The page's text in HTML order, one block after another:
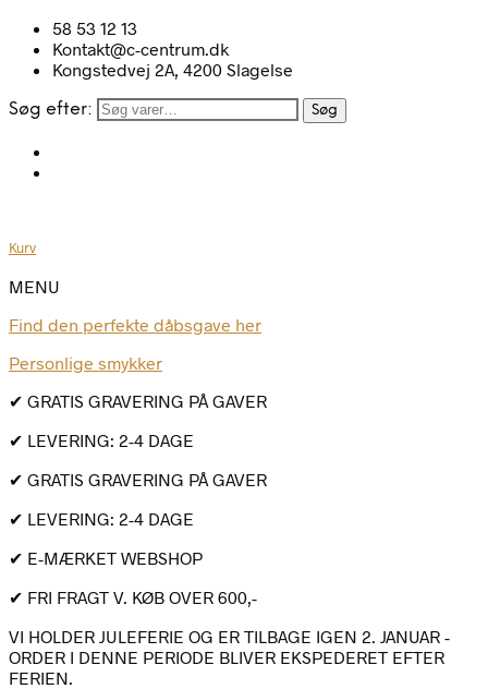
58 53 12 13
Kontakt@c-centrum.dk
Kongstedvej 2A, 4200 Slagelse
Søg efter: Søg
Kurv
MENU
Find den perfekte dåbsgave her
Personlige smykker
✔ GRATIS GRAVERING PÅ GAVER
✔ LEVERING: 2-4 DAGE
✔ GRATIS GRAVERING PÅ GAVER
✔ LEVERING: 2-4 DAGE
✔ E-MÆRKET WEBSHOP
✔ FRI FRAGT V. KØB OVER 600,-
VI HOLDER JULEFERIE OG ER TILBAGE IGEN 2. JANUAR -
ORDER I DENNE PERIODE BLIVER EKSPEDERET EFTER
FERIEN.